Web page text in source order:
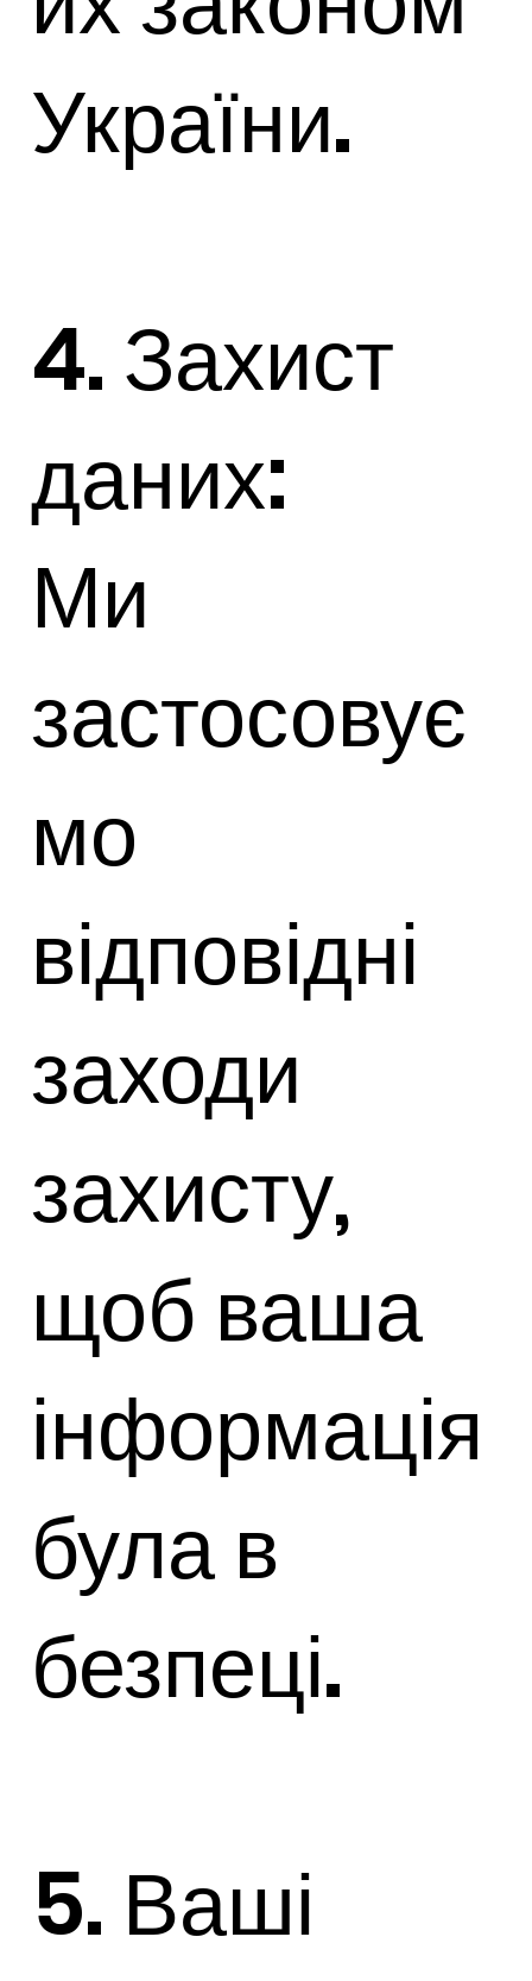
України.
4. Захист
даних:
Ми
застосовує
мо
відповідні
заходи
захисту,
щоб ваша
інформація
була в
безпеці.
5. Ваші